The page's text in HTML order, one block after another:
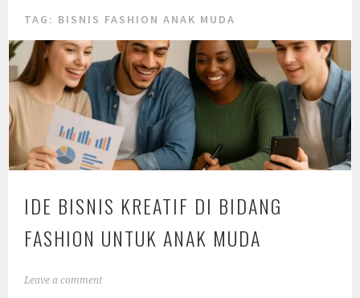
TAG: BISNIS FASHION ANAK MUDA
IDE BISNIS KREATIF DI BIDANG
FASHION UNTUK ANAK MUDA
Leave a comment